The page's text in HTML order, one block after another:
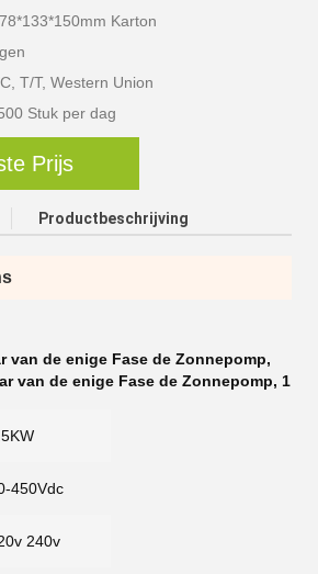
Karton
T/T, Western Union
Stuk per dag
Prijs
Productbeschrijving
van de enige Fase de Zonnepomp,
van de enige Fase de Zonnepomp, 1
450Vdc
240v